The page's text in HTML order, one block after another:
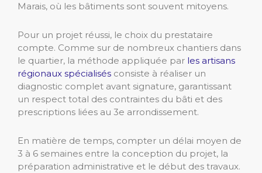
Marais, où les bâtiments sont souvent mitoyens.
Pour un projet réussi, le choix du prestataire
compte. Comme sur de nombreux chantiers dans
le quartier, la méthode appliquée par les artisans
régionaux spécialisés consiste à réaliser un
diagnostic complet avant signature, garantissant
un respect total des contraintes du bâti et des
prescriptions liées au 3e arrondissement.
En matière de temps, compter un délai moyen de
3 à 6 semaines entre la conception du projet, la
préparation administrative et le début des travaux.